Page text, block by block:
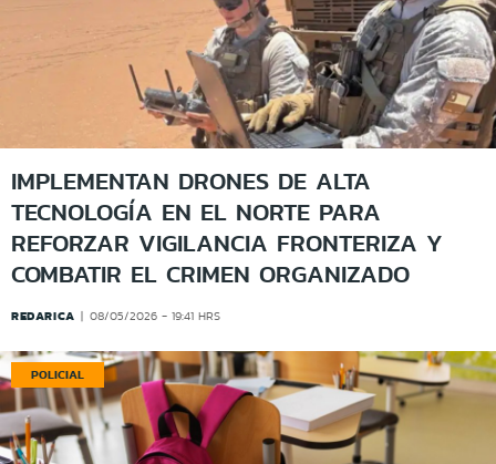
POLICIAL
IMPLEMENTAN DRONES DE ALTA
TECNOLOGÍA EN EL NORTE PARA
REFORZAR VIGILANCIA FRONTERIZA Y
COMBATIR EL CRIMEN ORGANIZADO
REDARICA 08/05/2026 - 19:41 HRS